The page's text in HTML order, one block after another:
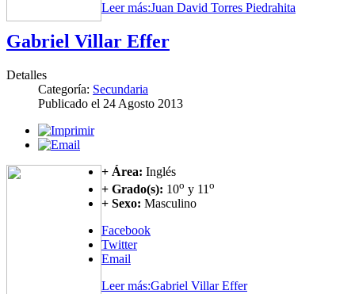
Leer más:Juan David Torres Piedrahita
Gabriel Villar Effer
Detalles
Categoría: Secundaria
Publicado el 24 Agosto 2013
+ Área: Inglés
+ Grado(s): 10o y 11 o
+ Sexo: Masculino
Facebook
Twitter
Email
Leer más:Gabriel Villar Effer